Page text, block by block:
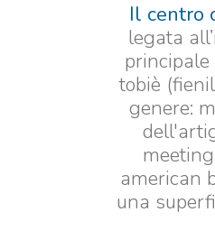
Il centro
legata
tobiè
genere:
american
una